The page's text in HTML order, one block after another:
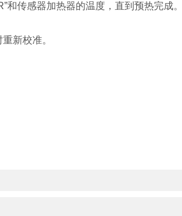
和传感器加热器的温度，直到预热完成。
新校准。